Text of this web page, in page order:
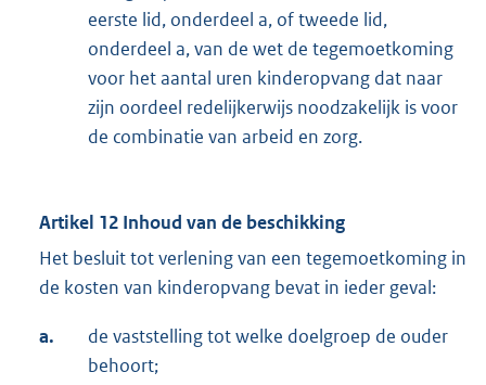
eerste lid, onderdeel a, of tweede lid,
onderdeel a, van de wet de tegemoetkoming
voor het aantal uren kinderopvang dat naar
zijn oordeel redelijkerwijs noodzakelijk is voor
de combinatie van arbeid en zorg.
Artikel 12 Inhoud van de beschikking
Het besluit tot verlening van een tegemoetkoming in
de kosten van kinderopvang bevat in ieder geval:
a.
de vaststelling tot welke doelgroep de ouder
behoort;